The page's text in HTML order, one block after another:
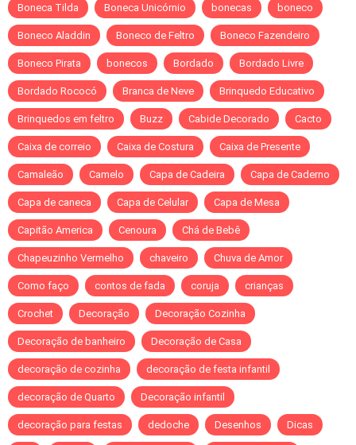
Boneca Tilda Boneca Unicórnio bonecas boneco
Boneco Aladdin Boneco de Feltro Boneco Fazendeiro
Boneco Pirata bonecos Bordado Bordado Livre
Bordado Rococó Branca de Neve Brinquedo Educativo
Brinquedos em feltro Buzz Cabide Decorado Cacto
Caixa de correio Caixa de Costura Caixa de Presente
Camaleão Camelo Capa de Cadeira Capa de Caderno
Capa de caneca Capa de Celular Capa de Mesa
Capitão America Cenoura Chá de Bebê
Chapeuzinho Vermelho chaveiro Chuva de Amor
Como faço contos de fada coruja crianças
Crochet Decoração Decoração Cozinha
Decoração de banheiro Decoração de Casa
decoração de cozinha decoração de festa infantil
decoração de Quarto Decoração infantil
decoração para festas dedoche Desenhos Dicas